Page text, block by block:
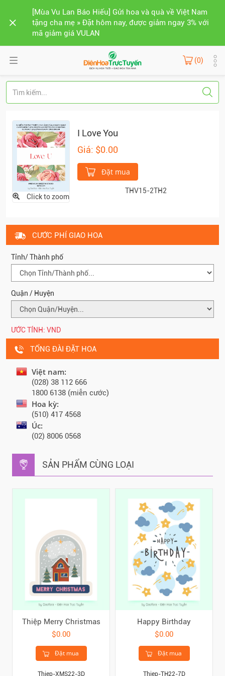
[Mùa Vu Lan Báo Hiếu] Gửi hoa và quà về Việt Nam
tặng cha mẹ » Đặt hôm nay, được giảm ngay 3% với
mã giảm giá VULAN
(0)
Click to zoom
I Love You
Giá: $0.00
Đặt mua
THV15-2TH2
CƯỚC PHÍ GIAO HOA
Tỉnh/ Thành phố
Quận / Huyện
ƯỚC TÍNH: VND
TỔNG ĐÀI ĐẶT HOA
Việt nam:
(028) 38 112 666
1800 6138 (miễn cước)
Hoa kỳ:
(510) 417 4568
Úc:
(02) 8006 0568
SẢN PHẨM CÙNG LOẠI
Thiệp Merry Christmas
$0.00
Đặt mua
Thiep-XMS22-3D
Happy Birthday
$0.00
Đặt mua
Thiep-TH22-7D